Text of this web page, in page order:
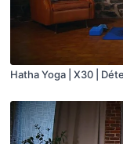
Hatha Yoga | X30 |